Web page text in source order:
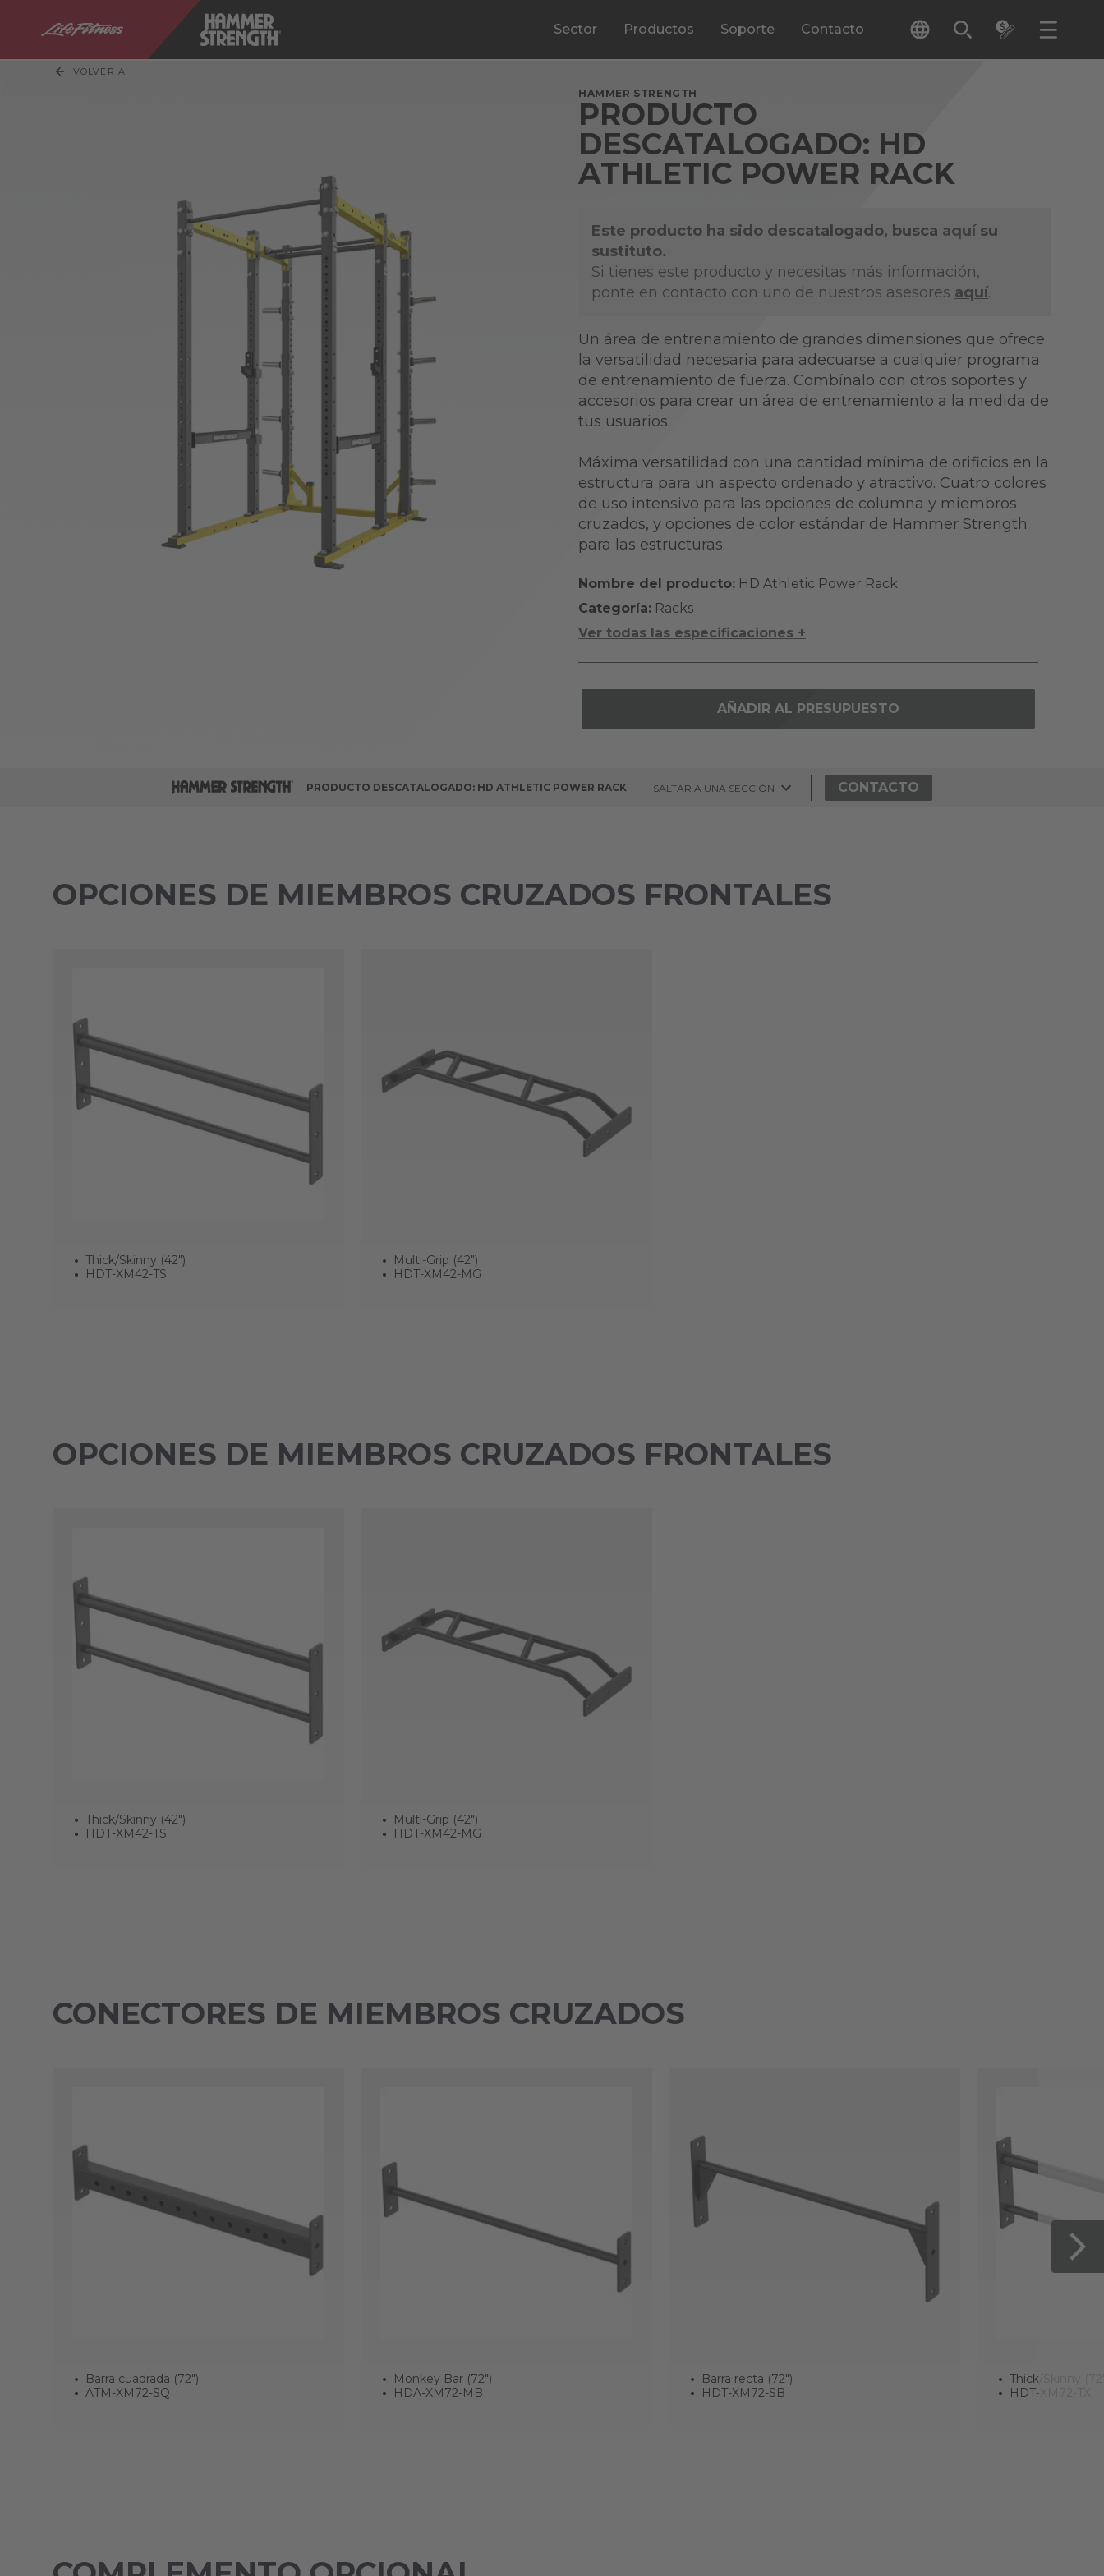
Sector Productos Soporte Contacto
VOLVER A
HAMMER STRENGTH
PRODUCTO
DESCATALOGADO: HD
ATHLETIC POWER RACK
Este producto ha sido descatalogado, busca aquísu
sustituto.
Si tienes este producto y necesitas más información,
ponte en contacto con uno de nuestros asesores aquí.
Un área de entrenamiento de grandes dimensiones que ofrece
la versatilidad necesaria para adecuarse a cualquier programa
de entrenamiento de fuerza. Combínalo con otros soportes y
accesorios para crear un área de entrenamiento a la medida de
tus usuarios.
Máxima versatilidad con una cantidad mínima de orificios en la
estructura para un aspecto ordenado y atractivo. Cuatro colores
de uso intensivo para las opciones de columna y miembros
cruzados, y opciones de color estándar de Hammer Strength
para las estructuras.
Nombre del producto: HD Athletic Power Rack
Categoría: Racks
Ver todas las especificaciones +
AÑADIR AL PRESUPUESTO
PRODUCTO DESCATALOGADO: HD ATHLETIC POWER RACK SALTAR A UNA SECCIÓN CONTACTO
OPCIONES DE MIEMBROS CRUZADOS FRONTALES
Thick/Skinny (42")
HDT-XM42-TS
Multi-Grip (42")
HDT-XM42-MG
OPCIONES DE MIEMBROS CRUZADOS FRONTALES
Thick/Skinny (42")
HDT-XM42-TS
Multi-Grip (42")
HDT-XM42-MG
CONECTORES DE MIEMBROS CRUZADOS
Barra cuadrada (72")
ATM-XM72-SQ
Monkey Bar (72")
HDA-XM72-MB
Barra recta (72")
HDT-XM72-SB
Thick/Skinny
HDT-XM72-TX